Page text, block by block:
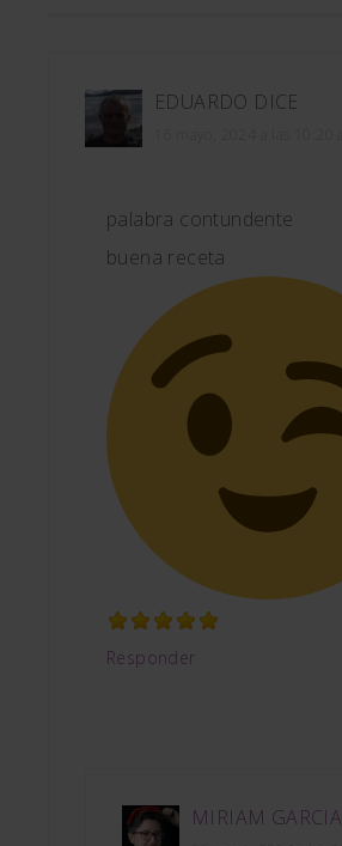
EDUARDO DICE
palabra contundente
buena receta
Responder
MIRIAM GARCIA